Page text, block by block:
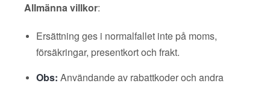
Allmänna villkor:
Ersättning ges i normalfallet inte på moms,
försäkringar, presentkort och frakt.
Obs: Användande av rabattkoder och andra